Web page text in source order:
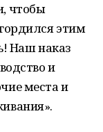
чтобы
этим
Наш наказ
и
места и